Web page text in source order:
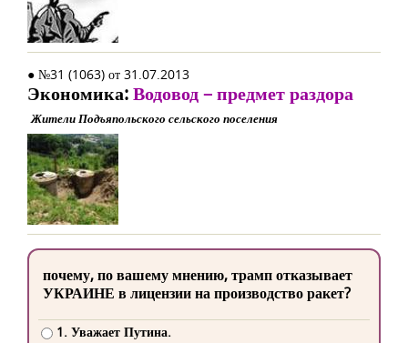
● №31 (1063) от 31.07.2013
Экономика:Водовод – предмет раздора
Жители Подъяпольского сельского поселения
почему, по вашему мнению, трамп отказывает
УКРАИНЕ в лицензии на производство ракет?
1. Уважает Путина.